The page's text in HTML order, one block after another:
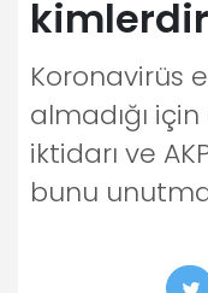
Koronavirüs
almadığı
iktidarı ve
bunu